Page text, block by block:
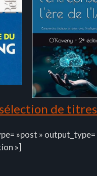
de titres
»post » output_type=
»]